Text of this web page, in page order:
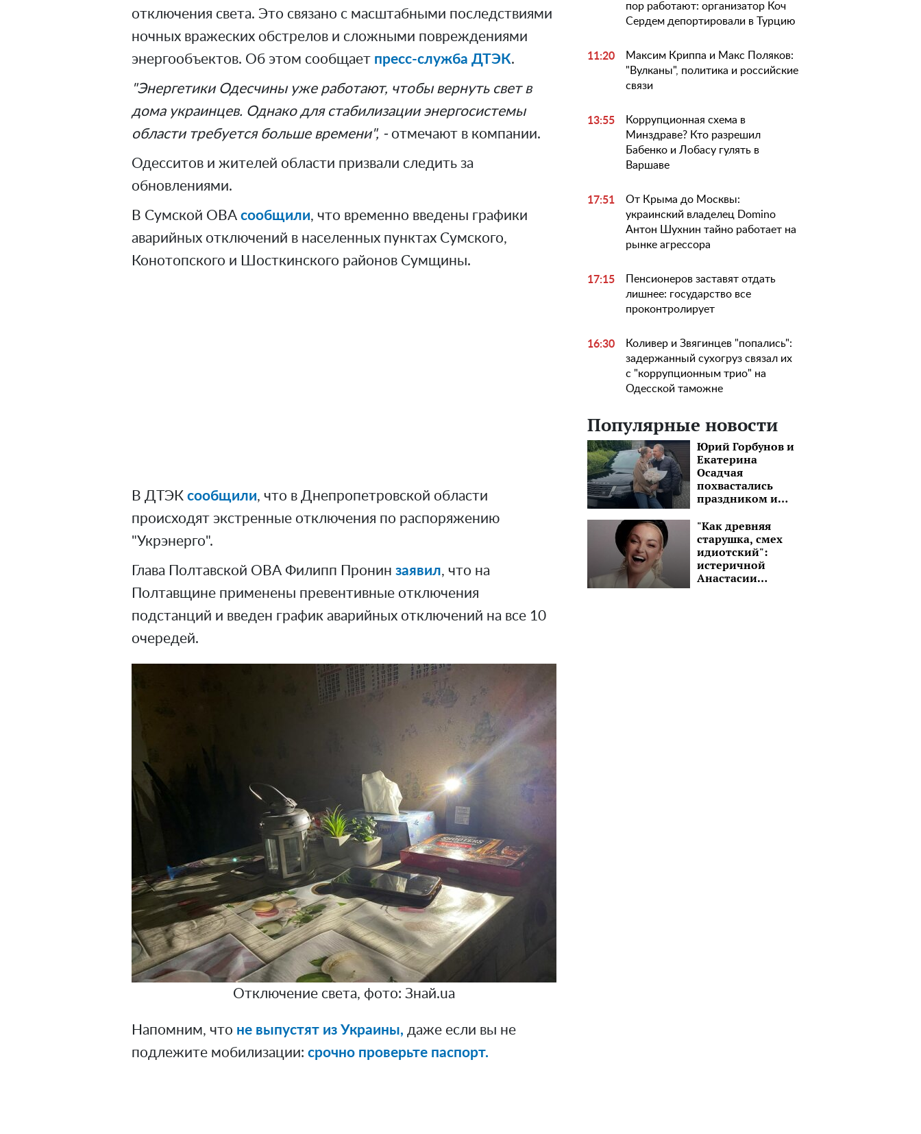
отключения света. Это связано с масштабными последствиями
ночных вражеских обстрелов и сложными повреждениями
энергообъектов. Об этом сообщает пресс-служба ДТЭК.
"Энергетики Одесчины уже работают, чтобы вернуть свет в
дома украинцев. Однако для стабилизации энергосистемы
области требуется больше времени", -отмечают в компании.
Одесситов и жителей области призвали следить за
обновлениями.
В Сумской ОВА сообщили, что временно введены графики
аварийных отключений в населенных пунктах Сумского,
Конотопского и Шосткинского районов Сумщины.
В ДТЭК сообщили, что в Днепропетровской области
происходят экстренные отключения по распоряжению
"Укрэнерго".
Глава Полтавской ОВА Филипп Пронин заявил, что на
Полтавщине применены превентивные отключения
подстанций и введен график аварийных отключений на все 10
очередей.
Отключение света, фото: Знай.ua
Напомним, что не выпустят из Украины, даже если вы не
подлежите мобилизации: срочно проверьте паспорт.
пор работают: организатор Коч
Сердем депортировали в Турцию
11:20
Максим Криппа и Макс Поляков:
"Вулканы", политика и российские
связи
13:55
Коррупционная схема в
Минздраве? Кто разрешил
Бабенко и Лобасу гулять в
Варшаве
17:51
От Крыма до Москвы:
украинский владелец Domino
Антон Шухнин тайно работает на
рынке агрессора
17:15
Пенсионеров заставят отдать
лишнее: государство все
проконтролирует
16:30
Коливер и Звягинцев "попались":
задержанный сухогруз связал их
с "коррупционным трио" на
Одесской таможне
Популярные новости
Юрий Горбунов и
Екатерина
Осадчая
похвастались
праздником и
черным авто:
"Завтра снова в
путь!"
"Как древняя
старушка, смех
идиотский":
истеричной
Анастасии